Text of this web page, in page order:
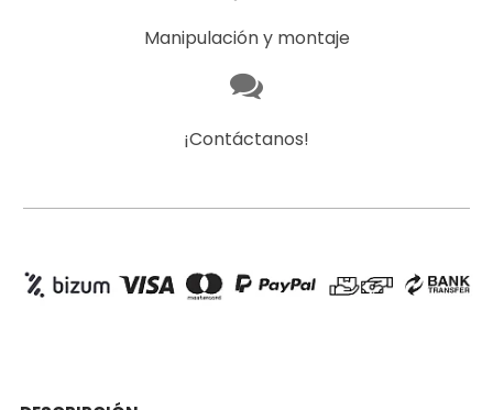
Manipulación y montaje
¡Contáctanos!